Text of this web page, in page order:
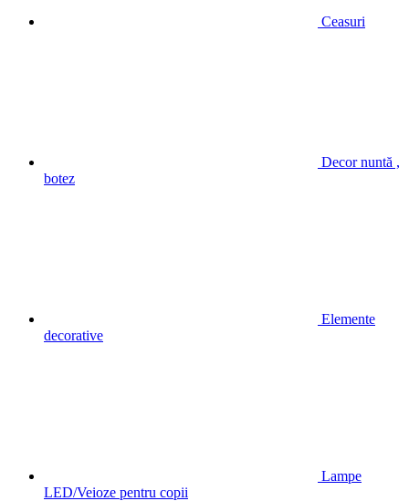
Ceasuri
Decor nuntă ,
botez
Elemente
decorative
Lampe
LED/Veioze pentru copii